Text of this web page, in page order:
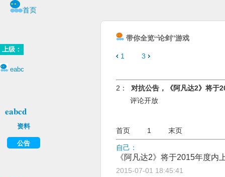
首页
上级：
eabc
eabcd
资料
公告
带你全览“论剑”游戏
1 3
2： 对抗公告，《阿凡达2》将于
评论开放
首页 1 末页
自己：
《阿凡达2》将于2015年度内
2015-07-01 18:45:41